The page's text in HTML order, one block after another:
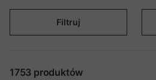
Filtruj
1753 produktów